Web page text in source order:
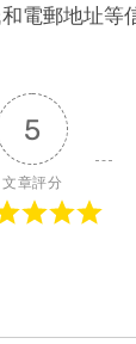
電郵地址等
5
文章評分